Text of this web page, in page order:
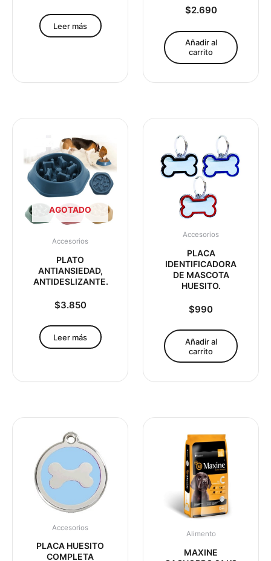
Leer más
$2.690
Añadir al
carrito
AGOTADO
Accesorios
PLATO
ANTIANSIEDAD,
ANTIDESLIZANTE.
$3.850
Leer más
Accesorios
PLACA
IDENTIFICADORA
DE MASCOTA
HUESITO.
$990
Añadir al
carrito
Accesorios
PLACA HUESITO
COMPLETA
Alimento
MAXINE